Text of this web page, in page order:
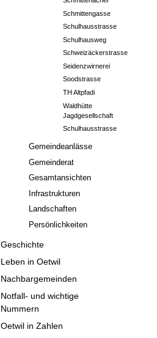
Schmittengasse
Schulhausstrasse
Schulhausweg
Schweizäckerstrasse
Seidenzwirnerei
Soodstrasse
TH Altpfadi
Waldhütte
Jagdgesellschaft
Schulhausstrasse
Gemeindeanlässe
Gemeinderat
Gesamtansichten
Infrastrukturen
Landschaften
Persönlichkeiten
Geschichte
Leben in Oetwil
Nachbargemeinden
Notfall- und wichtige
Nummern
Oetwil in Zahlen